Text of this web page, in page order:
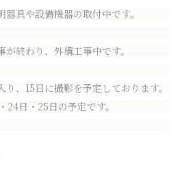
具や設備機器の取付中です。
終わり、外構工事中です。
、15日に撮影を予定しております。
24日・25日の予定です。